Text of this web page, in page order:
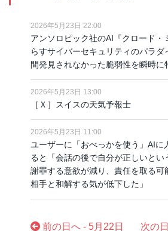
2026年5月23日 22:00
アンソロピック社のAI『クロード・
らすサイバーセキュリティのパラ
間発見されなかった脆弱性を瞬時に
2026年5月23日 13:00
［Ｘ］スイスの天気予報士
2026年5月23日 11:00
ユーザーに「おべっかを使う」AIに
ると「会話の後で自分が正しいとい
謝罪する意欲が減り、責任を取る可
相手と和解する気が低下した」
前の日へ - 5月22日
次の